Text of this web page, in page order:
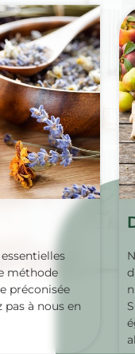
méthode
préconisée
pas à nous en